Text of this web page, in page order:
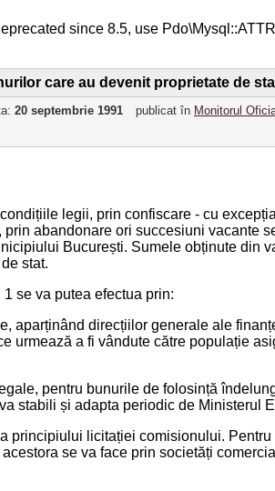
since 8.5, use
care au devenit proprietate de
20 septembrie 1991 publicat în Monitorul
legii, prin confiscare - cu
abandonare ori succesiuni vacante
București. Sumele obținute din
stat.
se va putea efectua prin:
aparținând direcțiilor generale ale
urmează a fi vândute către populație
pentru bunurile de folosință
stabili și adapta periodic de Ministerul
principiului licitației comisionului.
se va face prin societăți